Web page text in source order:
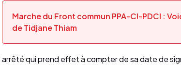
Marche du Front commun PPA-CI-PDCI :
de Tidjane Thiam
qui prend effet à compter de sa date de